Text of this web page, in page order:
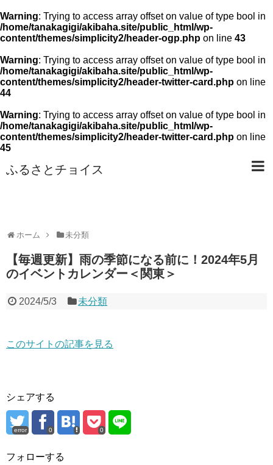
Warning: Trying to access array offset on value of type bool in
/home/tanakagigi/akibaha.site/public_html/wp-
content/themes/simplicity2/header-ogp.php on line 43
Warning: Trying to access array offset on value of type bool in
/home/tanakagigi/akibaha.site/public_html/wp-
content/themes/simplicity2/header-twitter-card.php on line
44
Warning: Trying to access array offset on value of type bool in
/home/tanakagigi/akibaha.site/public_html/wp-
content/themes/simplicity2/header-twitter-card.php on line
45
ふるさとチョイス
ホーム 未分類
【毎週更新】雨の季節になる前に！2024年5月
のイベントカレンダー＜関東＞
2024/5/3 未分類
このサイトの記事を見る
シェアする
error 0 0
フォローする